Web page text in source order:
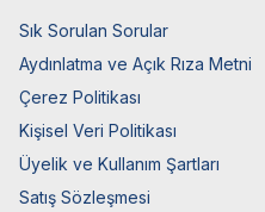
Sık Sorulan Sorular
Aydınlatma ve Açık Rıza Metni
Çerez Politikası
Kişisel Veri Politikası
Üyelik ve Kullanım Şartları
Satış Sözleşmesi